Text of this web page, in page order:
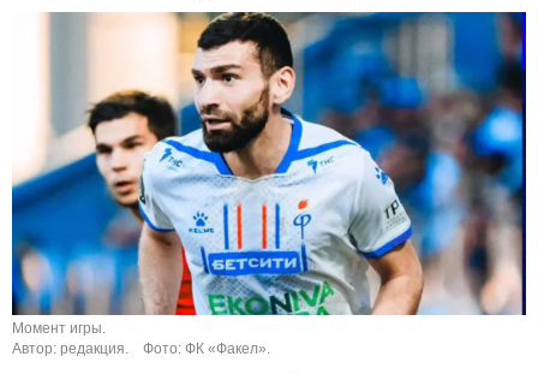
Момент игры.
Автор: редакция.
Фото: ФК «Факел».